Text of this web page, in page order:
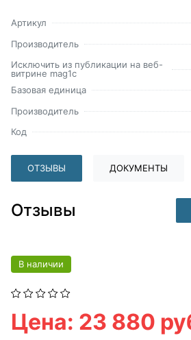
Артикул
Производитель
Исключить из публикации на веб-
витрине mag1c
Базовая единица
Производитель
Код
ОТЗЫВЫ ДОКУМЕНТЫ
Отзывы
В наличии
Цена: 23 880